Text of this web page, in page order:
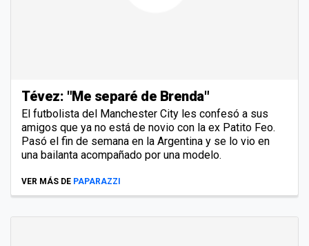
Tévez: "Me separé de Brenda"
El futbolista del Manchester City les confesó a sus
amigos que ya no está de novio con la ex Patito Feo.
Pasó el fin de semana en la Argentina y se lo vio en
una bailanta acompañado por una modelo.
VER MÁS DE PAPARAZZI